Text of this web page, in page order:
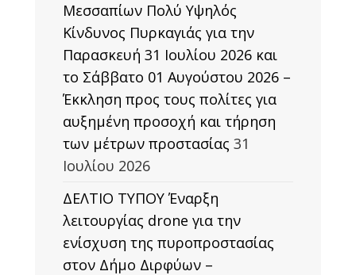
Μεσσαπίων Πολύ Υψηλός
Κίνδυνος Πυρκαγιάς για την
Παρασκευή 31 Ιουλίου 2026 και
το Σάββατο 01 Αυγούστου 2026 –
Έκκληση προς τους πολίτες για
αυξημένη προσοχή και τήρηση
των μέτρων προστασίας 31
Ιουλίου 2026
ΔΕΛΤΙΟ ΤΥΠΟΥ Έναρξη
λειτουργίας drone για την
ενίσχυση της πυροπροστασίας
στον Δήμο Διρφύων –